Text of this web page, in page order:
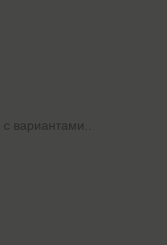
вариантами..